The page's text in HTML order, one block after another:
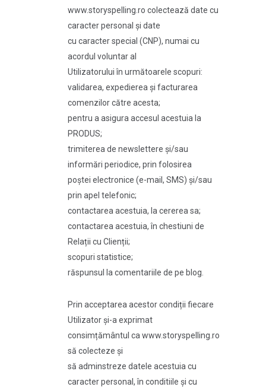
www.storyspelling.ro colectează date cu
caracter personal și date
cu caracter special (CNP), numai cu
acordul voluntar al
Utilizatorului în următoarele scopuri:
validarea, expedierea și facturarea
comenzilor către acesta;
pentru a asigura accesul acestuia la
PRODUS;
trimiterea de newslettere și/sau
informări periodice, prin folosirea
poștei electronice (e-mail, SMS) și/sau
prin apel telefonic;
contactarea acestuia, la cererea sa;
contactarea acestuia, în chestiuni de
Relații cu Clienții;
scopuri statistice;
răspunsul la comentariile de pe blog.
Prin acceptarea acestor condiții fiecare
Utilizator și-a exprimat
consimțământul ca www.storyspelling.ro
să colecteze și
să adminstreze datele acestuia cu
caracter personal, în conditiile și cu